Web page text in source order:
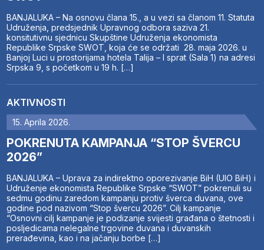
BANJALUKA – Na osnovu člana 15., a u vezi sa članom 11. Statuta
Udruženja, predsjednik Upravnog odbora saziva 21.
konsitutivnu sjednicu Skupštine Udruženja ekonomista
Republike Srpske SWOT, koja će se održati 28. maja 2026. u
Banjoj Luci u prostorijama hotela Talija – I sprat (Sala 1) na adresi
Srpska 9, s početkom u 19 h. […]
AKTIVNOSTI
15. Aprila 2026.
POKRENUTA KAMPANJA “STOP ŠVERCU
2026”
BANJALUKA – Uprava za indirektno oporezivanje BiH (UIO BiH) i
Udruženje ekonomista Republike Srpske “SWOT” pokrenuli su
sedmu godinu zaredom kampanju protiv šverca duvana, ove
godine pod nazivom “Stop švercu 2026”. Cilj kampanje
“Osnovni cilj kampanje je podizanje svijesti građana o štetnosti i
posljedicama nelegalne trgovine duvana i duvanskih
prerađevina, kao i na jačanju borbe […]